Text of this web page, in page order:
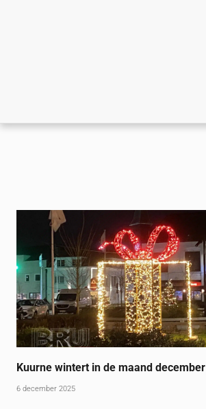
Kuurne wintert in de maand december
6 december 2025